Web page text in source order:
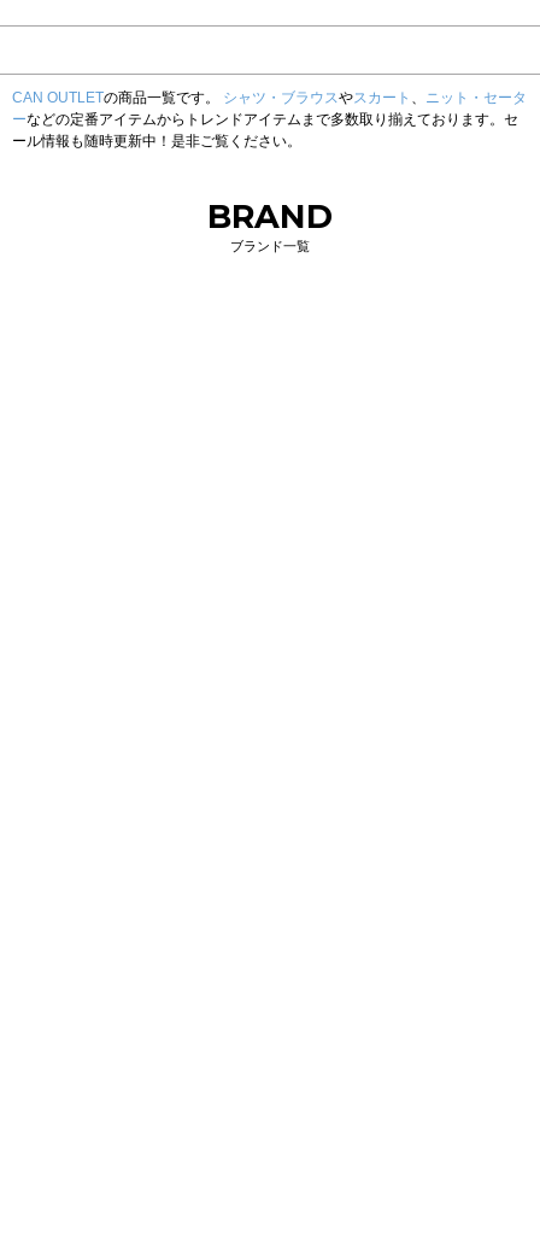
CAN OUTLETの商品一覧です。 シャツ・ブラウスやスカート 、 ニット・セータ
ーなどの定番アイテムからトレンドアイテムまで多数取り揃えております。セ
ール情報も随時更新中！是非ご覧ください。
BRAND
ブランド一覧